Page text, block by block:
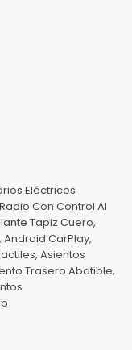
Eléctricos
Con Control Al
Tapiz Cuero,
CarPlay,
Asientos
Trasero Abatible,